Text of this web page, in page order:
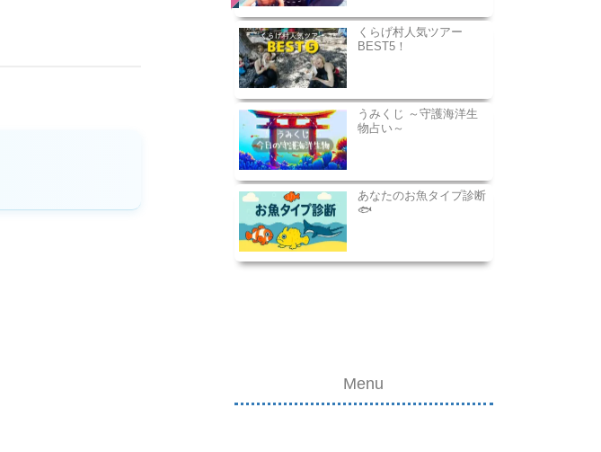
くらげ村人気ツアー
BEST5！
うみくじ ～守護海洋生
物占い～
あなたのお魚タイプ診断
🐟
Menu